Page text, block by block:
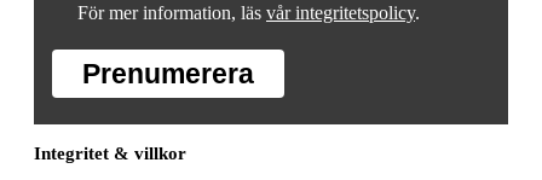
För mer information, läs vår integritetspolicy.
Prenumerera
Integritet & villkor